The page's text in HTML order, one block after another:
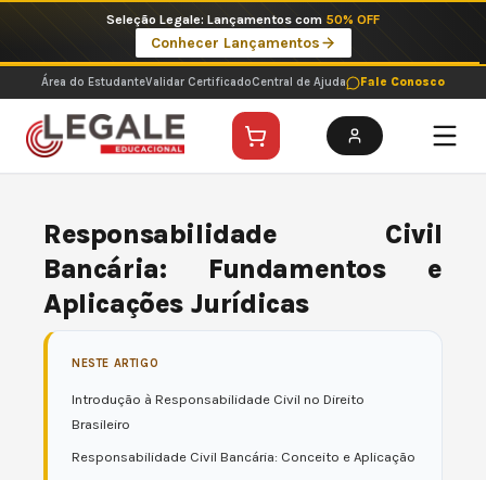
o
conteúdo
Imperdíveis no Pix: Pós Selecionadas a 199 reais no pix em parcela única
Ver ofertas
Área do EstudanteValidar CertificadoCentral de Ajuda Fale Conosco
Responsabilidade Civil
Bancária: Fundamentos e
Aplicações Jurídicas
NESTE ARTIGO
Introdução à Responsabilidade Civil no Direito
Brasileiro
Responsabilidade Civil Bancária: Conceito e Aplicação